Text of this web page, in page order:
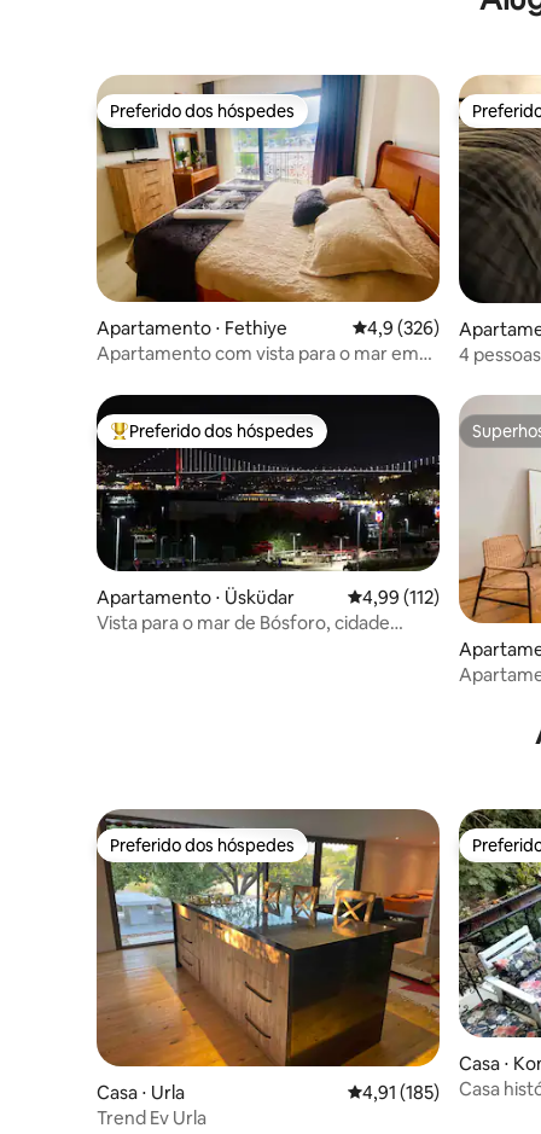
Preferido dos hóspedes
Preferido dos hóspedes
Apartamento ⋅ Fethiye 4,9 de uma avaliação
4,9 (326)
Apartamento com vista para o mar em
4
Entre os melhores preferidos dos hóspedes
Preferido dos hóspedes
Apartamento ⋅ Üsküdar 4,99 de uma avaliação
4,99 (112)
Vista para o mar de Bósforo, cidade
Preferido dos hóspedes
Preferido dos hóspedes
Casa ⋅ Urla 4,91 de uma avaliação
4,91 (185)
Trend Ev Urla
Casa ⋅
Casa